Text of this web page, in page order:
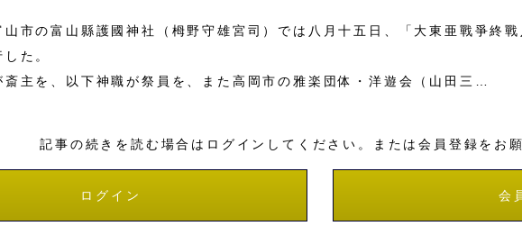
市の富山縣護國神社（栂野守雄宮司）では八月十五日、「大東亜戰爭終
た。
主を、以下神職が祭員を、また高岡市の雅楽団体・洋遊会（山田三…
記事の続きを読む場合はログインしてください。または会員登録をお
ログイン 会